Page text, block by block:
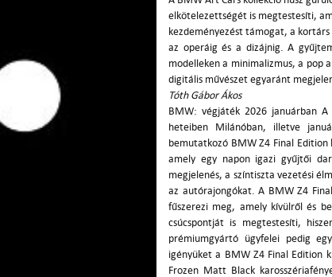
elkötelezettségét is megtestesíti,
kezdeményezést támogat, a kortárs
az operáig és a dizájnig. A
modelleken a minimalizmus, a pop
digitális művészet egyaránt
Tóth Gábor Ákos
BMW: végjáték 2026 januárban
heteiben Milánóban, illetve
bemutatkozó BMW Z4 Final
amely egy napon igazi gyűjtői
megjelenés, a színtiszta vezetési
az autórajongókat. A BMW Z4
fűszerezi meg, amely kívülről és
csúcspontját is megtestesíti,
prémiumgyártó ügyfelei pedig
igényüket a BMW Z4 Final Edition
Frozen Matt Black